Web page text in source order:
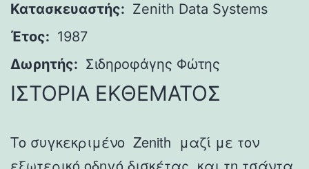
Κατασκευαστής: Zenith Data Systems
Έτος: 1987
Δωρητής: Σιδηροφάγης Φώτης
ΙΣΤΟΡΙΑ ΕΚΘΕΜΑΤΟΣ
Το συγκεκριμένο Zenith μαζί με τον